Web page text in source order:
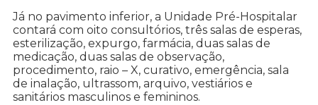
Já no pavimento inferior, a Unidade Pré-Hospitalar
contará com oito consultórios, três salas de esperas,
esterilização, expurgo, farmácia, duas salas de
medicação, duas salas de observação,
procedimento, raio – X, curativo, emergência, sala
de inalação, ultrassom, arquivo, vestiários e
sanitários masculinos e femininos.